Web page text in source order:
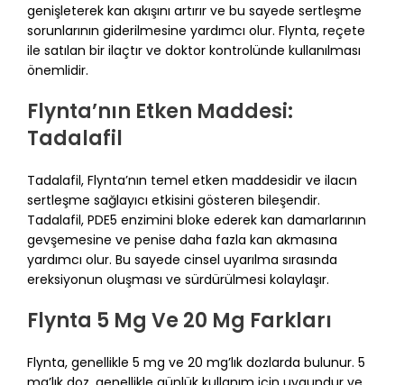
genişleterek kan akışını artırır ve bu sayede sertleşme
sorunlarının giderilmesine yardımcı olur. Flynta, reçete
ile satılan bir ilaçtır ve doktor kontrolünde kullanılması
önemlidir.
Flynta’nın Etken Maddesi:
Tadalafil
Tadalafil, Flynta’nın temel etken maddesidir ve ilacın
sertleşme sağlayıcı etkisini gösteren bileşendir.
Tadalafil, PDE5 enzimini bloke ederek kan damarlarının
gevşemesine ve penise daha fazla kan akmasına
yardımcı olur. Bu sayede cinsel uyarılma sırasında
ereksiyonun oluşması ve sürdürülmesi kolaylaşır.
Flynta 5 Mg Ve 20 Mg Farkları
Flynta, genellikle 5 mg ve 20 mg’lık dozlarda bulunur. 5